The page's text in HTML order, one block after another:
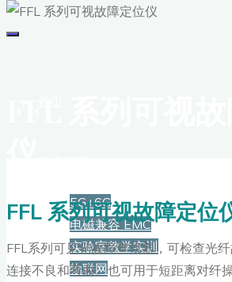
5G+6G
电磁兼容 EMC
实验室教学实训
物联网
FFL 系列可视故障定位
FFL系列可见光故障查找器，可检查光
连接不良和弯曲。也可用于短距离对纤